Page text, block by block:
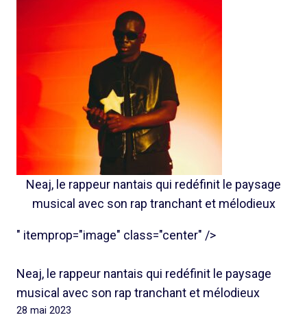
Neaj, le rappeur nantais qui redéfinit le paysage
musical avec son rap tranchant et mélodieux
" itemprop="image" class="center" />
Neaj, le rappeur nantais qui redéfinit le paysage
musical avec son rap tranchant et mélodieux
28 mai 2023